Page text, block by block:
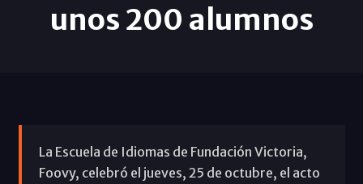
unos 200 alumnos
La Escuela de Idiomas de Fundación Victoria,
Foovy, celebró el jueves, 25 de octubre, el acto